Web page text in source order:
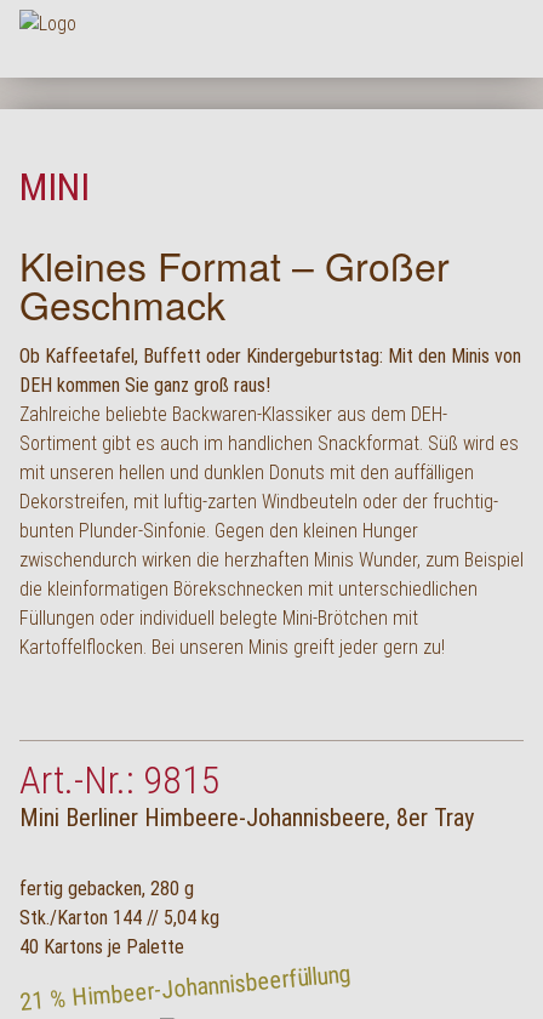
MINI
Kleines Format – Großer
Geschmack
Ob Kaffeetafel, Buffett oder Kindergeburtstag: Mit den Minis von
DEH kommen Sie ganz groß raus!
Zahlreiche beliebte Backwaren-Klassiker aus dem DEH-
Sortiment gibt es auch im handlichen Snackformat. Süß wird es
mit unseren hellen und dunklen Donuts mit den auffälligen
Dekorstreifen, mit luftig-zarten Windbeuteln oder der fruchtig-
bunten Plunder-Sinfonie. Gegen den kleinen Hunger
zwischendurch wirken die herzhaften Minis Wunder, zum Beispiel
die kleinformatigen Börekschnecken mit unterschiedlichen
Füllungen oder individuell belegte Mini-Brötchen mit
Kartoffelflocken. Bei unseren Minis greift jeder gern zu!
Art.-Nr.: 9815
Mini Berliner Himbeere-Johannisbeere, 8er Tray
fertig gebacken, 280 g
Stk./Karton 144 // 5,04 kg
40 Kartons je Palette
21 % Himbeer-Johannisbeerfüllung
HOME
SORTIMENT
PRODUKTQUALITÄT
SERVICE
KARRIERE
NEWS
KONTAKT
FAQ
LOGIN
English